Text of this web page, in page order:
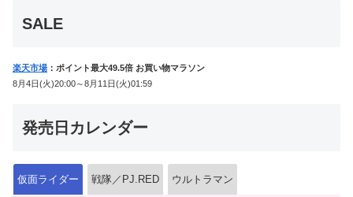
SALE
楽天市場 ：ポイント最大49.5倍 お買い物マラソン
8月4日(火)20:00～8月11日(火)01:59
発売日カレンダー
仮面ライダー 戦隊／PJ.RED ウルトラマン